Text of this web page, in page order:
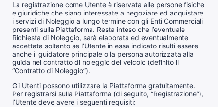
La registrazione come Utente è riservata alle persone fisiche
e giuridiche che siano interessate a negoziare ed acquistare
i servizi di Noleggio a lungo termine con gli Enti Commerciali
presenti sulla Piattaforma. Resta inteso che l’eventuale
Richiesta di Noleggio, sarà elaborata ed eventualmente
accettata soltanto se l’Utente in essa indicato risulti essere
anche il guidatore principale o la persona autorizzata alla
guida nel contratto di noleggio del veicolo (definito il
“Contratto di Noleggio”).
Gli Utenti possono utilizzare la Piattaforma gratuitamente.
Per registrarsi sulla Piattaforma (di seguito, “Registrazione”),
l’Utente deve avere i seguenti requisiti: